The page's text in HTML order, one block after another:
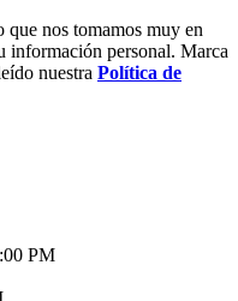
que nos tomamos muy en
información personal. Marca
nuestra Política de
PM